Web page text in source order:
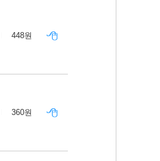
448원
360원